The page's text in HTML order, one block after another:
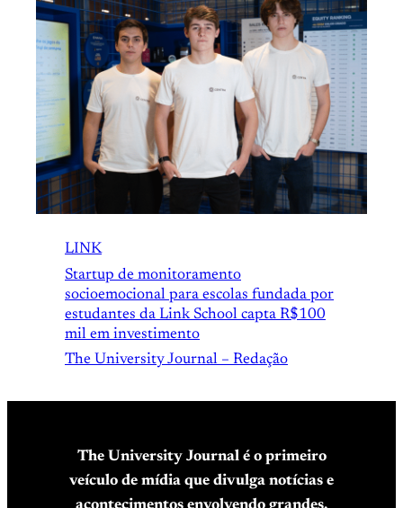
LINK
Startup de monitoramento
socioemocional para escolas fundada por
estudantes da Link School capta R$100
mil em investimento
The University Journal – Redação
The University Journal é o primeiro
veículo de mídia que divulga notícias e